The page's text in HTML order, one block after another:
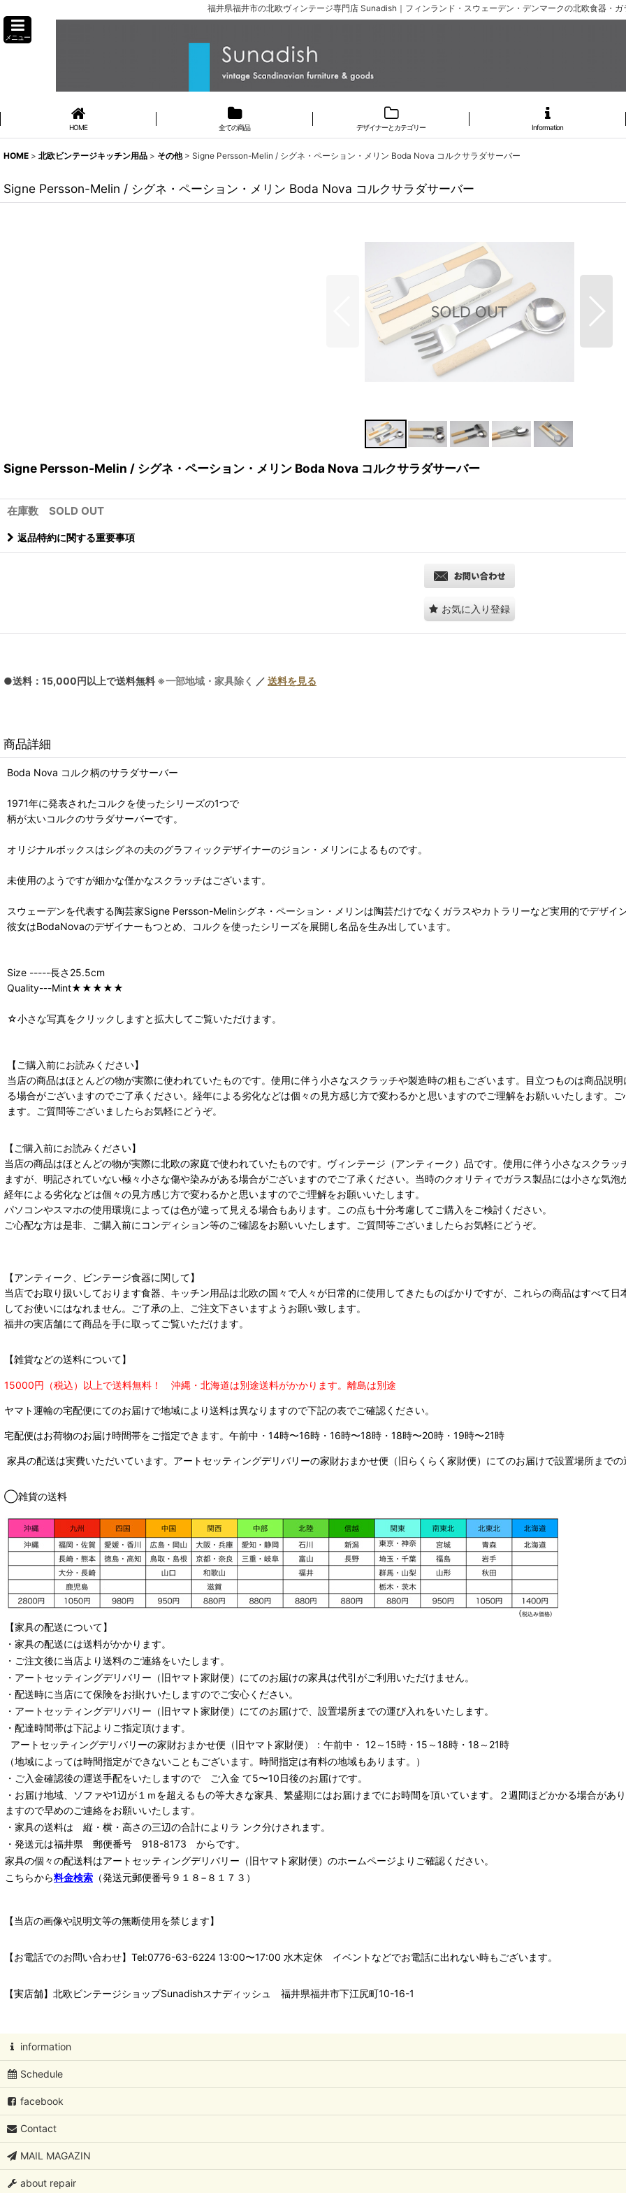
福井県福井市の北欧ヴィンテージ専門店 Sunadish｜フィンランド・スウェーデン・デンマークの北欧食器・
メニュー
HOME 全ての商品 デザイナーとカテゴリー Information
HOME > 北欧ビンテージキッチン用品 > その他 > Signe Persson-Melin / シグネ・ペーション・メリン Boda Nova コルクサラダサーバー
Signe Persson-Melin / シグネ・ペーション・メリン Boda Nova コルクサラダサーバー
Signe Persson-Melin / シグネ・ペーション・メリン Boda Nova コルクサラダサーバー
在庫数 SOLD OUT
返品特約に関する重要事項
お気に入り登録
●送料：15,000円以上で送料無料 ※一部地域・家具除く ／ 送料を見る
商品詳細
Boda Nova コルク柄のサラダサーバー
1971年に発表されたコルクを使ったシリーズの1つで
柄が太いコルクのサラダサーバーです。
オリジナルボックスはシグネの夫のグラフィックデザイナーのジョン・メリンによるものです。
未使用のようですが細かな僅かなスクラッチはございます。
スウェーデンを代表する陶芸家Signe Persson-Melinシグネ・ペーション・メリンは陶芸だけでなくガラスやカトラリーなど実用的でデザイ
彼女はBodaNovaのデザイナーもつとめ、コルクを使ったシリーズを展開し名品を生み出しています。
Size -----長さ25.5cm
Quality---Mint★★★★★
☆小さな写真をクリックしますと拡大してご覧いただけます。
【ご購入前にお読みください】
当店の商品はほとんどの物が実際に使われていたものです。使用に伴う小さなスクラッチや製造時の粗もございます。目立つものは商品説
る場合がございますのでご了承ください。経年による劣化などは個々の見方感じ方で変わるかと思いますのでご理解をお願いいたします。
ます。ご質問等ございましたらお気軽にどうぞ。
【ご購入前にお読みください】
当店の商品はほとんどの物が実際に北欧の家庭で使われていたものです。ヴィンテージ（アンティーク）品です。使用に伴う小さなスクラ
ますが、明記されていない極々小さな傷や染みがある場合がございますのでご了承ください。当時のクオリティでガラス製品には小さな気泡
経年による劣化などは個々の見方感じ方で変わるかと思いますのでご理解をお願いいたします。
パソコンやスマホの使用環境によっては色が違って見える場合もあります。この点も十分考慮してご購入をご検討ください。
ご心配な方は是非、ご購入前にコンディション等のご確認をお願いいたします。ご質問等ございましたらお気軽にどうぞ。
【アンティーク、ビンテージ食器に関して】
当店でお取り扱いしております食器、キッチン用品は北欧の国々で人々が日常的に使用してきたものばかりですが、これらの商品はすべて
してお使いにはなれません。ご了承の上、ご注文下さいますようお願い致します。
福井の実店舗にて商品を手に取ってご覧いただけます。
【雑貨などの送料について】
15000円（税込）以上で送料無料！ 沖縄・北海道は別途送料がかかります。 離島は別途
ヤマト運輸の宅配便にてのお届けで地域により送料は異なりますので下記の表でご確認ください。
宅配便はお荷物のお届け時間帯をご指定できます。 午前中・14時〜16時・16時〜18時・18時〜20時・19時〜21時
家具の配送は実費いただいています。アートセッティングデリバリーの家財おまかせ便（旧らくらく家財便）にてのお届けで設置場所まで
◯雑貨の送料
【家具の配送について】
・家具の配送には送料がかかります。
・ご注文後に当店より送料のご連絡をいたします。
・ アートセッティングデリバリー （旧ヤマト家財便） にてのお届けの家具は代引がご利用いただけません。
・配送時に当店にて保険をお掛けいたしますのでご安心ください。
・ アートセッティングデリバリー （旧ヤマト家財便） にてのお届けで、設置場所までの運び入れをいたします。
・配達時間帯は下記よりご指定頂けます。
アートセッティングデリバリーの家財おまかせ便 （旧ヤマト家財便）：午前中・ 12～15時・15～18時・18～21時
（地域によっては時間指定ができないこともございます。時間指定は有料の地域もあります。）
・ご入金確認後の運送手配をいたしますので ご入金 て5〜10日後のお届けです。
・お届け地域、ソファや1辺が１ｍを超えるもの等大きな家具、繁盛期にはお届けまでにお時間を頂いています。２週間ほどかかる場合があり
ますので早めのご連絡をお願いいたします。
・家具の送料は 縦・横・高さの三辺の合計によりラ ンク分けされます。
・発送元は福井県 郵便番号 918-8173 からです。
家具の個々の配送料はアートセッティングデリバリー （旧ヤマト家財便） のホームページよりご確認ください。
こちらから料金検索 （発送元郵便番号９１８−８１７３）
【当店の画像や説明文等の無断使用を禁じます】
【お電話でのお問い合わせ】Tel:0776-63-6224 13:00〜17:00 水木定休 イベントなどでお電話に出れない時もございます。
【実店舗】北欧ビンテージショップSunadishスナディッシュ 福井県福井市下江尻町10-16-1
information
Schedule
facebook
Contact
MAIL MAGAZIN
about repair